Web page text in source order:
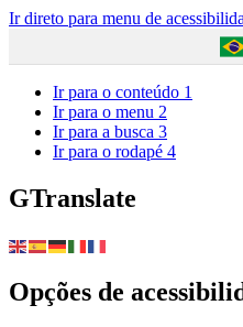
Ir direto para menu de
Ir para o conteúdo 1
Ir para o menu 2
Ir para a busca 3
Ir para o rodapé 4
GTranslate
Opções de